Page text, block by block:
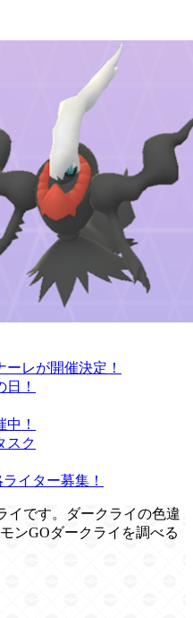
レが開催決定！
！
！
スク
イター募集！
イです。ダークライの色違
ンGOダークライを調べる